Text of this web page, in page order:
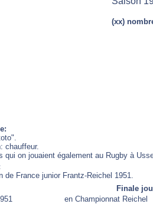
(xx)
chauffeur.
qui on jouaient également au Rugby à
de France junior Frantz-Reichel 1951.
Finale
en Championnat Reichel